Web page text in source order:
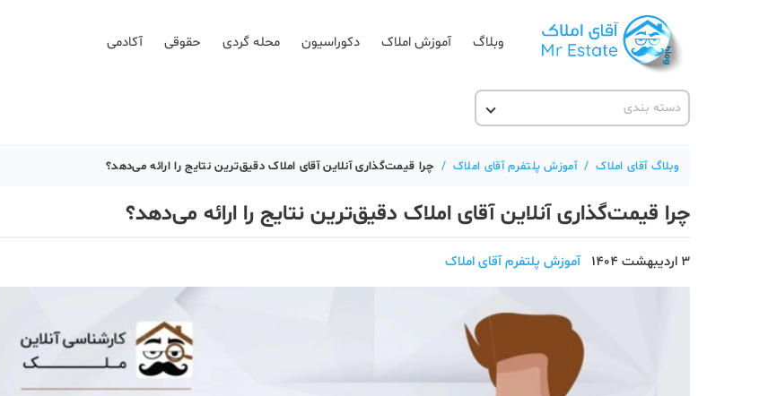
وبلاگ آموزش املاک دکوراسیون محله گردی حقوقی آکادمی
دسته بندی
آقای مشاور املاک
آموزش پلتفرم آقای املاک
اخبار مسکن
تحلیل مسکن
وبلاگ آقای املاک / آموزش پلتفرم آقای املاک / چرا قیمت‌گذاری آنلاین آقای املاک دقیق‌ترین نتایج را ارائه می‌دهد؟
چرا قیمت‌گذاری آنلاین آقای املاک دقیق‌ترین نتایج را ارائه می‌دهد؟
3 اردیبهشت 1404 آموزش پلتفرم آقای املاک